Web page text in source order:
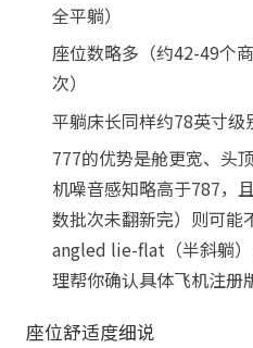
全平躺）
座位数略多（约42-49个
次）
平躺床长同样约78英寸级
777的优势是舱更宽、头
机噪音感知略高于787，
数批次未翻新完）则可
angled lie-flat（半斜躺
理帮你确认具体飞机注册
座位舒适度细说